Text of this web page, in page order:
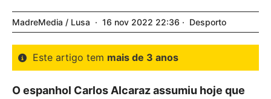
MadreMedia / Lusa 16 nov 2022 22:36 Desporto
Este artigo tem mais de 3 anos
O espanhol Carlos Alcaraz assumiu hoje que